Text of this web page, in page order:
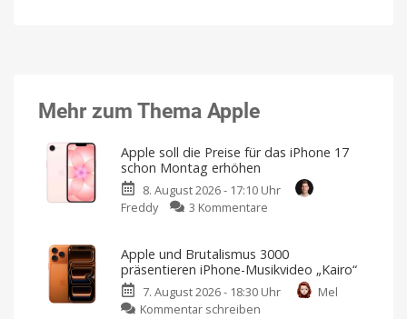
Mehr zum Thema Apple
Apple soll die Preise für das iPhone 17
schon Montag erhöhen
8. August 2026 - 17:10 Uhr
Freddy
3 Kommentare
die
Preise
für
Apple und Brutalismus 3000
präsentieren iPhone-Musikvideo „Kairo“
7. August 2026 - 18:30 Uhr
Mel
Kommentar schreiben